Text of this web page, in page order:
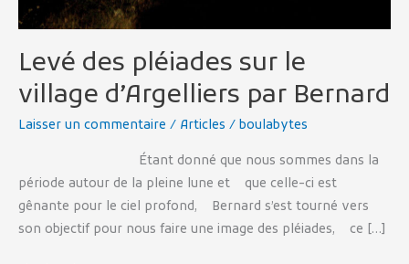
Levé des pléiades sur le
village d’Argelliers par Bernard
Laisser un commentaire / Articles / boulabytes
Étant donné que nous sommes dans la
période autour de la pleine lune et que celle-ci est
gênante pour le ciel profond, Bernard s’est tourné vers
son objectif pour nous faire une image des pléiades, ce […]